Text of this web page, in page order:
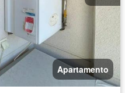
Apartamento